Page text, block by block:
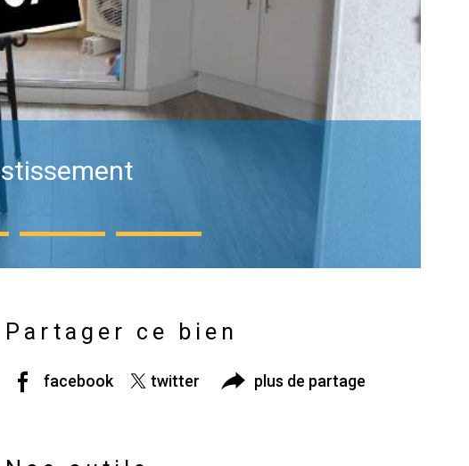
Partager ce bien
facebook twitter plus de partage